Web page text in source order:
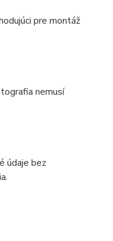
pre montáž
nemusí
údaje bez